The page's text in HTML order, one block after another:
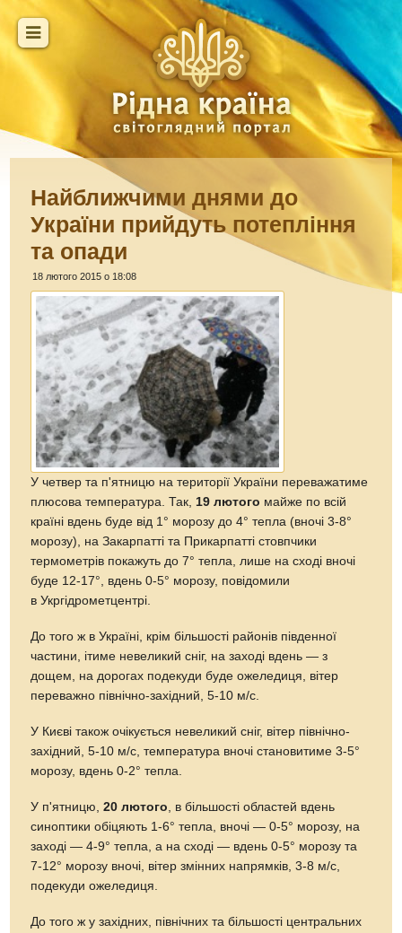
Найближчими днями до
України прийдуть потепління
та опади
18 лютого 2015 о 18:08
У четвер та п'ятницю на території України переважатиме
плюсова температура. Так, 19 лютого майже по всій
країні вдень буде від 1° морозу до 4° тепла (вночі 3-8°
морозу), на Закарпатті та Прикарпатті стовпчики
термометрів покажуть до 7° тепла, лише на сході вночі
буде 12-17°, вдень 0-5° морозу, повідомили
в Укргідрометцентрі.
До того ж в Україні, крім більшості районів південної
частини, ітиме невеликий сніг, на заході вдень — з
дощем, на дорогах подекуди буде ожеледиця, вітер
переважно північно-західний, 5-10 м/с.
У Києві також очікується невеликий сніг, вітер північно-
західний, 5-10 м/с, температура вночі становитиме 3-5°
морозу, вдень 0-2° тепла.
У п'ятницю,20 лютого , в більшості областей вдень
синоптики обіцяють 1-6° тепла, вночі — 0-5° морозу, на
заході — 4-9° тепла, а на сході — вдень 0-5° морозу та
7-12° морозу вночі, вітер змінних напрямків, 3-8 м/с,
подекуди ожеледиця.
До того ж у західних, північних та більшості центральних